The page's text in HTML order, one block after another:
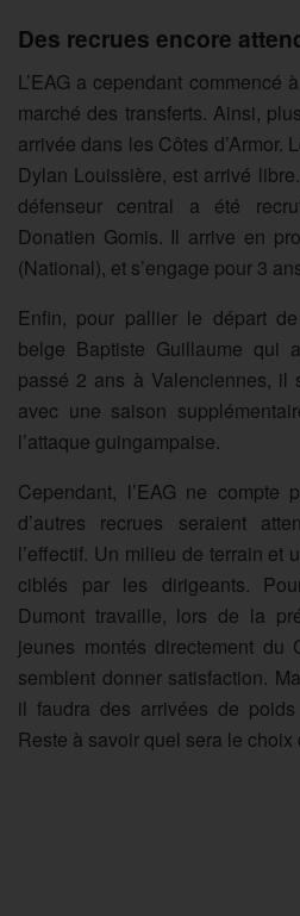
Des recrues encore
L’EAG a cependant commencé
marché des transferts. Ainsi,
arrivée dans les Côtes d’Armor.
Dylan Louissière, est arrivé
défenseur central a été
Donatien Gomis. Il arrive en
(National), et s’engage pour 3
Enfin, pour pallier le départ de
belge Baptiste Guillaume qui
passé 2 ans à Valenciennes, il
avec une saison
l’attaque guingampaise.
Cependant, l’EAG ne compte
d’autres recrues seraient
l’effectif. Un milieu de terrain et
ciblés par les dirigeants.
Dumont travaille, lors de la
jeunes montés directement du
semblent donner satisfaction.
il faudra des arrivées de
Reste à savoir quel sera le